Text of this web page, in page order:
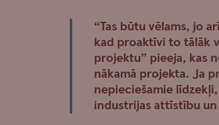
“Tas būtu vēlams, jo
kad proaktīvi to tālāk
projektu” pieeja, kas
nākamā projekta. Ja
nepieciešamie
industrijas attīstību